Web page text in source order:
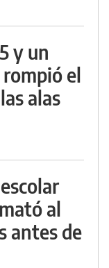
y un
rompió el
alas
al
antes de